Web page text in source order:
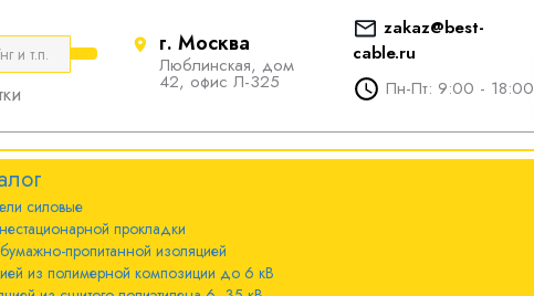
г. Москва
Люблинская, дом
42, офис Л-325
zakaz@best-
cable.ru
Пн-Пт: 9:00 - 18:00
cиловые
прокладки
пропитанной изоляцией
из полимерной композиции до 6 кВ
бумажно-
и
Болтовые наконечники и
Болтовые наконечники и
соединители 300-800мм
20-35 кВ
6-10 кВ